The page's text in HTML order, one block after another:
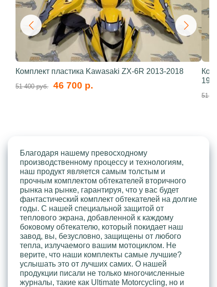
Комплект пластика Kawasaki ZX-6R 2013-2018
51 400 руб. 46 700 р.
51
Благодаря нашему превосходному
производственному процессу и технологиям,
наш продукт является самым толстым и
прочным комплектом обтекателей вторичного
рынка на рынке, гарантируя, что у вас будет
фантастический комплект обтекателей на долгие
годы. С нашей специальной защитой от
теплового экрана, добавленной к каждому
боковому обтекателю, который покидает наш
завод, вы, безусловно, защищены от любого
тепла, излучаемого вашим мотоциклом. Не
верите, что наши комплекты самые лучшие?
услышать это от лучших самих. О нашей
продукции писали не только многочисленные
журналы, такие как Ultimate Motorcycling, но и